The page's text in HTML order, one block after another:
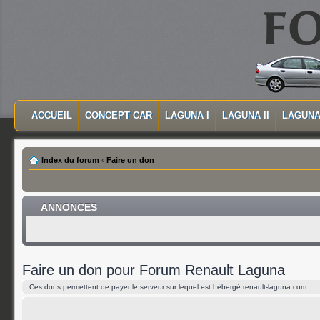
MENU PRINCIPAL
ACCUEIL CONCEPT CAR LAGUNA I LAGUNA II
Index du forum ‹ Faire un don
ANNONCES
Faire un don pour Forum Renault Laguna
Ces dons permettent de payer le serveur sur lequel est hébergé renault-laguna.com